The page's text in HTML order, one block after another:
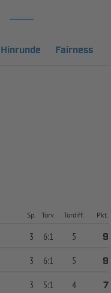
Hinrunde Fairness
Sp. Torv. Tordiff. Pkt.
3 6:1 5
9
3 6:1 5
9
3 5:1 4
7